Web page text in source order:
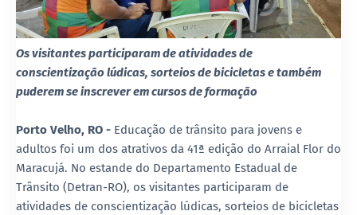
Os visitantes participaram de atividades de
conscientização lúdicas, sorteios de bicicletas e também
puderem se inscrever em cursos de formação
Porto Velho, RO - Educação de trânsito para jovens e
adultos foi um dos atrativos da 41ª edição do Arraial Flor do
Maracujá. No estande do Departamento Estadual de
Trânsito (Detran-RO), os visitantes participaram de
atividades de conscientização lúdicas, sorteios de bicicletas